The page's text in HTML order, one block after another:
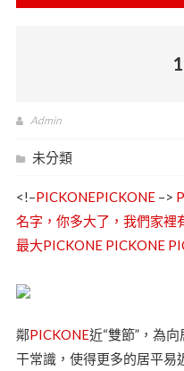
1
Admin
未分類
<!–PICKONEPICKONE–>
名字，你多大了，我們家裡
最大PICKONE PICKONE
鄰PICKONE近“雙節”，為
干常識，使得更多的居平易